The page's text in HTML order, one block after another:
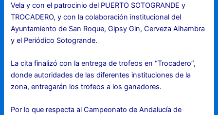
Vela y con el patrocinio del PUERTO SOTOGRANDE y
TROCADERO, y con la colaboración institucional del
Ayuntamiento de San Roque, Gipsy Gin, Cerveza Alhambra
y el Periódico Sotogrande.
La cita finalizó con la entrega de trofeos en “Trocadero”,
donde autoridades de las diferentes instituciones de la
zona, entregarán los trofeos a los ganadores.
Por lo que respecta al Campeonato de Andalucía de